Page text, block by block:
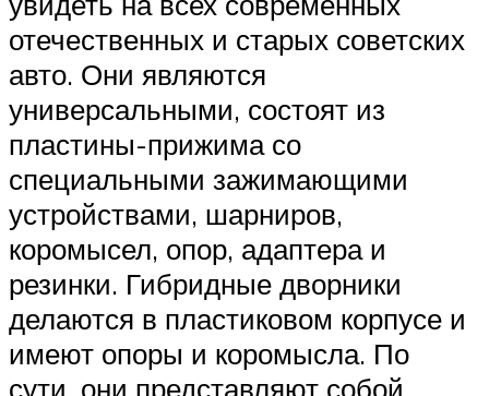
отечественных и старых советских
авто. Они являются
универсальными, состоят из
пластины-прижима со
специальными зажимающими
устройствами, шарниров,
коромысел, опор, адаптера и
резинки. Гибридные дворники
делаются в пластиковом корпусе и
имеют опоры и коромысла. По
сути, они представляют собой